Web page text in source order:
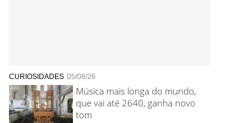
CURIOSIDADES 05/08/26
Música mais longa do mundo,
que vai até 2640, ganha novo
tom